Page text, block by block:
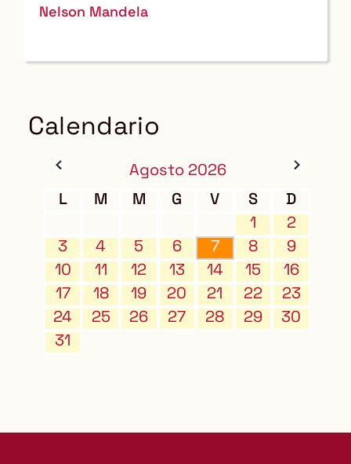
Nelson Mandela
Calendario
Agosto 2026
L
M M G V S
D
1
2
3
4 5 6 7 8
9
10
11 12 13 14 15
16
17
18 19 20 21 22
23
24
25 26 27 28 29
30
31